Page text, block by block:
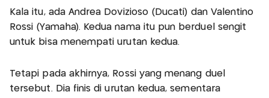
Kala itu, ada Andrea Dovizioso (Ducati) dan Valentino
Rossi (Yamaha). Kedua nama itu pun berduel sengit
untuk bisa menempati urutan kedua.
Tetapi pada akhirnya, Rossi yang menang duel
tersebut. Dia finis di urutan kedua, sementara